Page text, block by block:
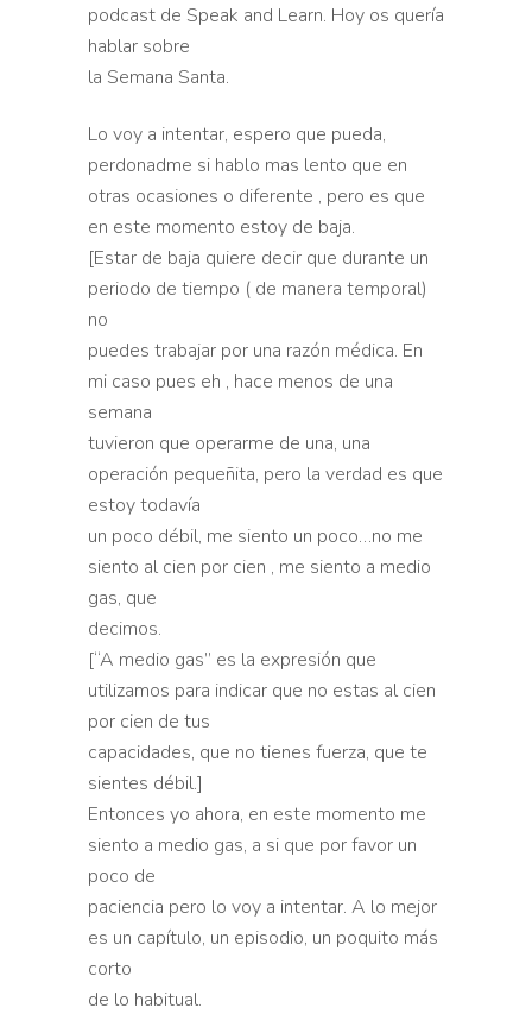
podcast de Speak and Learn. Hoy os quería
hablar sobre
la Semana Santa.
Lo voy a intentar, espero que pueda,
perdonadme si hablo mas lento que en
otras ocasiones o diferente , pero es que
en este momento estoy de baja.
[Estar de baja quiere decir que durante un
periodo de tiempo ( de manera temporal)
no
puedes trabajar por una razón médica. En
mi caso pues eh , hace menos de una
semana
tuvieron que operarme de una, una
operación pequeñita, pero la verdad es que
estoy todavía
un poco débil, me siento un poco…no me
siento al cien por cien , me siento a medio
gas, que
decimos.
[“A medio gas” es la expresión que
utilizamos para indicar que no estas al cien
por cien de tus
capacidades, que no tienes fuerza, que te
sientes débil.]
Entonces yo ahora, en este momento me
siento a medio gas, a si que por favor un
poco de
paciencia pero lo voy a intentar. A lo mejor
es un capítulo, un episodio, un poquito más
corto
de lo habitual.